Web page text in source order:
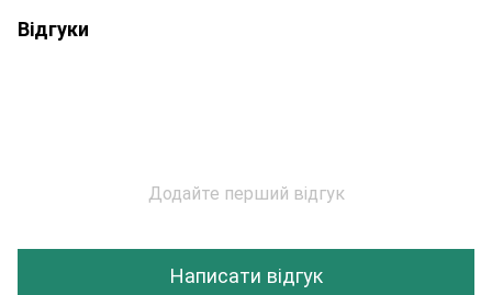
Відгуки
Додайте перший відгук
Написати відгук